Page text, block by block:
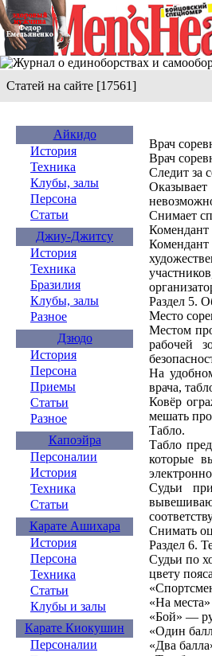
Статей на сайте [17561]
Айкидо
История
Техника
Клубы, залы
Персона
Статьи
Джиу-Джитсу
История
Техника
Бразилия
Клубы, залы
Разное
Дзюдо
История
Персона
Приемы
Статьи
Разное
Капоэйра
Персоналии
История
Техника
Статьи
Карате Ашихара
История
Персона
Техника
Статьи
Клубы и залы
Карате Киокушин
Персоналии
Врач
Врач
Следит за
Снимает
Комендант
Раздел 5.
Место
Местом
рабочей
На
врача,
Ковёр
мешать
Табло.
Табло
которые
Судьи
Снимать
Раздел 6.
Судьи по
цвету
«На
«Бой» —
«Один
«Два